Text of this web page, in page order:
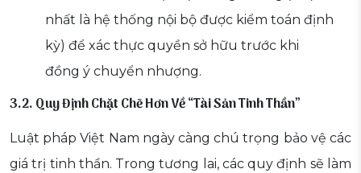
nhất là hệ thống nội bộ được kiểm toán định
kỳ) để xác thực quyền sở hữu trước khi
đồng ý chuyển nhượng.
3.2. Quy Định Chặt Chẽ Hơn Về “Tài Sản Tinh Thần”
Luật pháp Việt Nam ngày càng chú trọng bảo vệ các
giá trị tinh thần. Trong tương lai, các quy định sẽ làm